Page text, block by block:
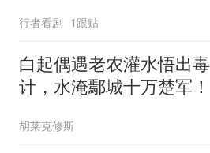
行者看剧 1跟贴
白起偶遇老农灌水悟出毒
计，水淹鄢城十万楚军！
胡莱克修斯